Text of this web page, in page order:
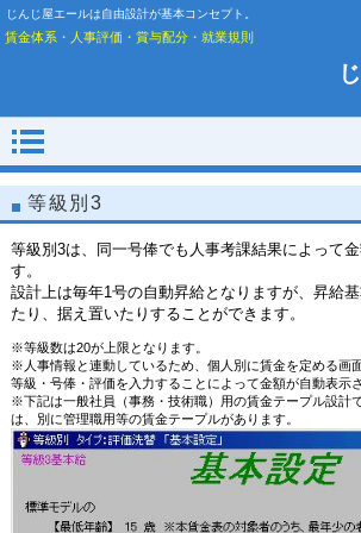
じんじ屋エールは自由設計が基本コンセプト。
賃金体系・人事評価・賞与配分・就業規則
等級別3
等級別3は、同一号俸でも人事考課結果によって
す。
設計上は毎年1号の自動昇給となりますが、昇給
たり、据え置いたりすることができます。
※等級数は20が上限となります。
※人事情報と連動しているため、個人別に賃金を定める画
等級・号俸・評価を入力することによって金額が自動表示
※下記は一般社員（事務・技術職）用の賃金テープル設計
は、別に管理職用等の賃金テープルがあります。